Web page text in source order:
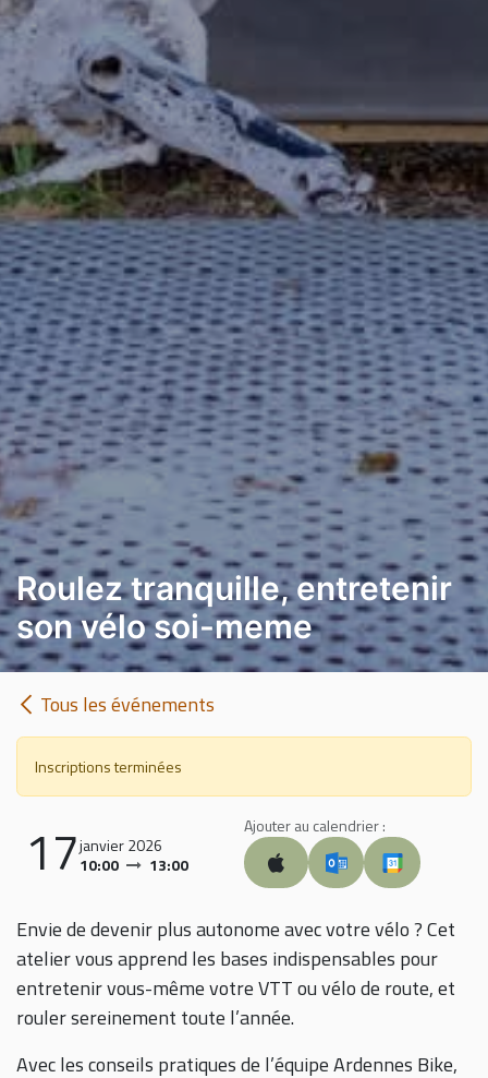
Roulez tranquille, entretenir
son vélo soi-meme
Tous les événements
Inscriptions terminées
17janvier 2026
10:00
13:00
Ajouter au calendrier :
Envie de devenir plus autonome avec votre vélo ? Cet
atelier vous apprend les bases indispensables pour
entretenir vous-même votre VTT ou vélo de route, et
rouler sereinement toute l’année.
Avec les conseils pratiques de l’équipe Ardennes Bike,